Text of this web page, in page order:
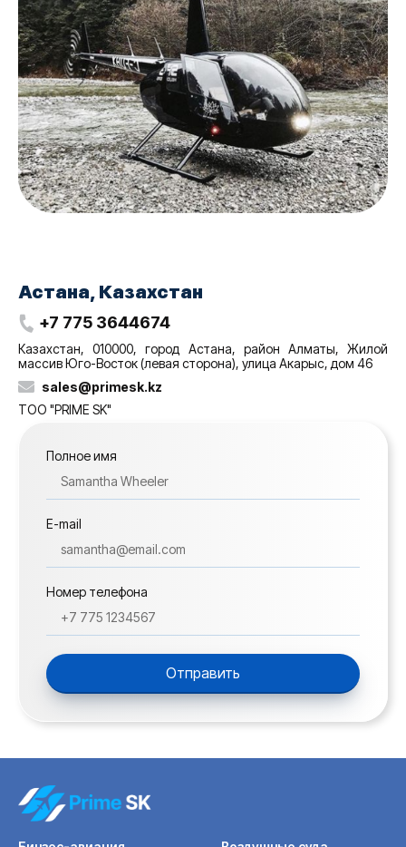
Астана, Казахстан
+7 775 3644674
Казахстан, 010000, город Астана, район Алматы, Жилой
массив Юго-Восток (левая сторона), улица Акарыс, дом 46
sales@‌primesk.kz
ТОО "PRIME SK"
Полное имя
E-mail
Номер телефона
Отправить